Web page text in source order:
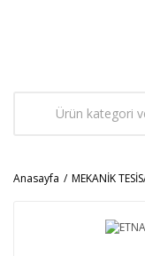
Anasayfa MEKANİK